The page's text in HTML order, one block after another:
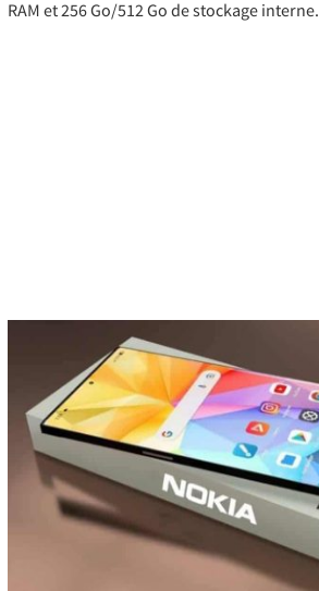
RAM et 256 Go/512 Go de stockage interne.